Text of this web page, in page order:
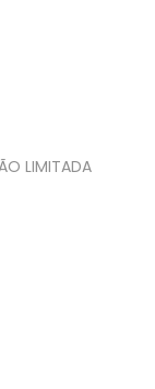
LIMITADA